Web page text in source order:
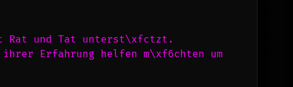
Rat und Tat unterst\xfctzt.
Erfahrung helfen m\xf6chten um